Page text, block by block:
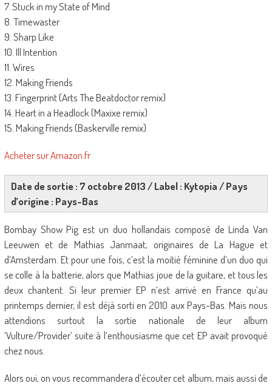
7. Stuck in my State of Mind
8. Timewaster
9. Sharp Like
10. Ill Intention
11. Wires
12. Making Friends
13. Fingerprint (Arts The Beatdoctor remix)
14. Heart in a Headlock (Maxixe remix)
15. Making Friends (Baskerville remix)
Acheter sur Amazon.fr
Date de sortie : 7 octobre 2013 / Label : Kytopia / Pays
d’origine : Pays-Bas
Bombay Show Pig est un duo hollandais composé de Linda Van
Leeuwen et de Mathias Janmaat, originaires de La Hague et
d’Amsterdam. Et pour une fois, c’est la moitié féminine d’un duo qui
se colle à la batterie, alors que Mathias joue de la guitare, et tous les
deux chantent. Si leur premier EP n’est arrivé en France qu’au
printemps dernier, il est déjà sorti en 2010 aux Pays-Bas. Mais nous
attendions surtout la sortie nationale de leur album
‘Vulture/Provider’ suite à l’enthousiasme que cet EP avait provoqué
chez nous.
Alors oui, on vous recommandera d’écouter cet album, mais aussi de